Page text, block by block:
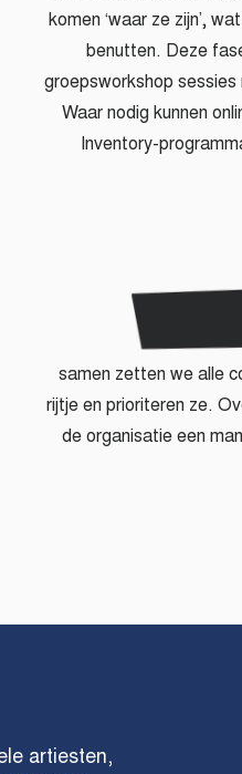
komen ‘waar ze zijn’,
benutten. Deze
groepsworkshop
Waar nodig kunnen
Inventory-
samen zetten we alle
rijtje en prioriteren ze.
de organisatie een
artiesten,